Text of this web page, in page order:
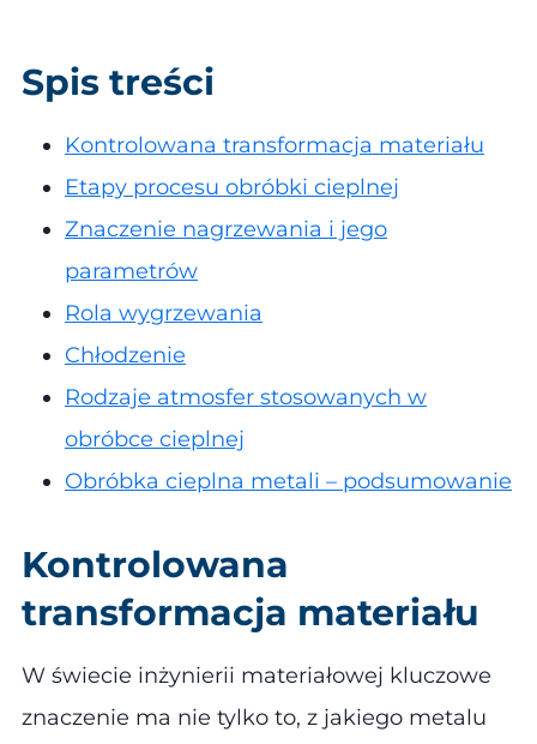
Spis treści
Kontrolowana transformacja materiału
Etapy procesu obróbki cieplnej
Znaczenie nagrzewania i jego
parametrów
Rola wygrzewania
Chłodzenie
Rodzaje atmosfer stosowanych w
obróbce cieplnej
Obróbka cieplna metali – podsumowanie
Kontrolowana
transformacja materiału
W świecie inżynierii materiałowej kluczowe
znaczenie ma nie tylko to, z jakiego metalu